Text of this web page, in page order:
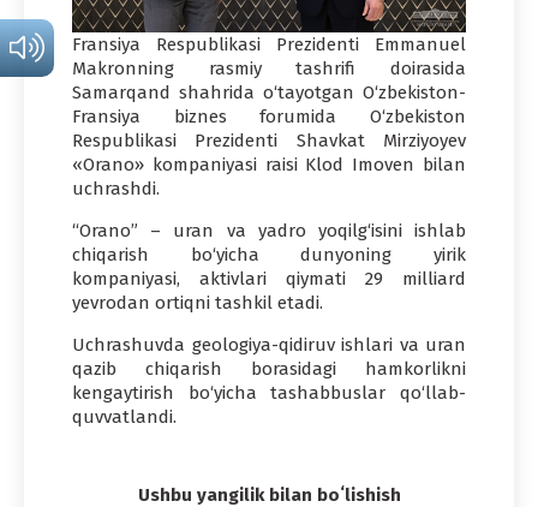
Fransiya Respublikasi Prezidenti Emmanuel
Makronning rasmiy tashrifi doirasida
Samarqand shahrida o‘tayotgan O‘zbekiston-
Fransiya biznes forumida O‘zbekiston
Respublikasi Prezidenti Shavkat Mirziyoyev
«Orano» kompaniyasi raisi Klod Imoven bilan
uchrashdi.
“Orano” – uran va yadro yoqilg‘isini ishlab
chiqarish bo‘yicha dunyoning yirik
kompaniyasi, aktivlari qiymati 29 milliard
yevrodan ortiqni tashkil etadi.
Uchrashuvda geologiya-qidiruv ishlari va uran
qazib chiqarish borasidagi hamkorlikni
kengaytirish bo‘yicha tashabbuslar qo‘llab-
quvvatlandi.
Ushbu yangilik bilan boʻlishish